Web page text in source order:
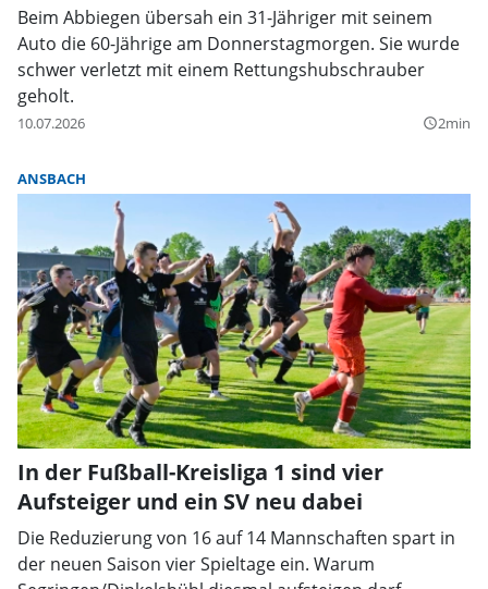
Beim Abbiegen übersah ein 31-Jähriger mit seinem
Auto die 60-Jährige am Donnerstagmorgen. Sie wurde
schwer verletzt mit einem Rettungshubschrauber
geholt.
10.07.2026 query_builder2min
ANSBACH
In der Fußball-Kreisliga 1 sind vier
Aufsteiger und ein SV neu dabei
Die Reduzierung von 16 auf 14 Mannschaften spart in
der neuen Saison vier Spieltage ein. Warum